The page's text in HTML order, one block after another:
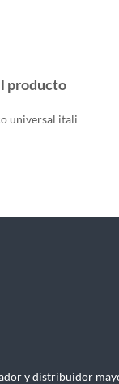
producto
universal itali
y distribuidor